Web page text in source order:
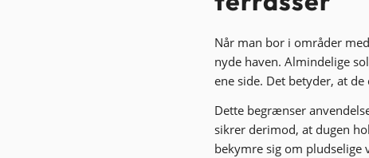
Når man bor i områder
nyde haven. Almindelige
ene side. Det betyder, at
Dette begrænser
sikrer derimod, at dugen
bekymre sig om pludselige